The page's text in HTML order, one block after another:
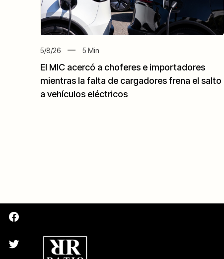
5/8/26 5 Min
El MIC acercó a choferes e importadores
mientras la falta de cargadores frena el salto
a vehículos eléctricos